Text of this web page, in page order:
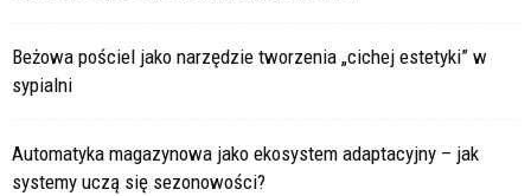
Beżowa pościel jako narzędzie tworzenia „cichej estetyki” w
sypialni
Automatyka magazynowa jako ekosystem adaptacyjny – jak
systemy uczą się sezonowości?